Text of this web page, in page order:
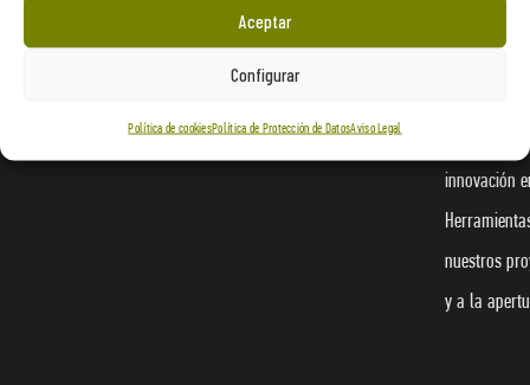
Aceptar
Configurar
Política de cookiesPolítica de Protección de DatosAviso Legal
innovación
nuestros
y a la